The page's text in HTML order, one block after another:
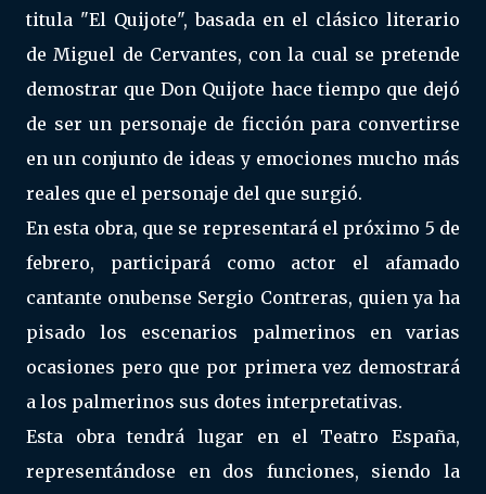
titula "El Quijote", basada en el clásico literario
de Miguel de Cervantes, con la cual se pretende
demostrar que Don Quijote hace tiempo que dejó
de ser un personaje de ficción para convertirse
en un conjunto de ideas y emociones mucho más
reales que el personaje del que surgió.
En esta obra, que se representará el próximo 5 de
febrero, participará como actor el afamado
cantante onubense Sergio Contreras, quien ya ha
pisado los escenarios palmerinos en varias
ocasiones pero que por primera vez demostrará
a los palmerinos sus dotes interpretativas.
Esta obra tendrá lugar en el Teatro España,
representándose en dos funciones, siendo la